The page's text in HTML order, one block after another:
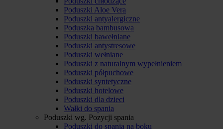
Poduszki Aloe Vera
Poduszki antyalergiczne
Poduszka bambusowa
Poduszki bawełniane
Poduszki antystresowe
Poduszki wełniane
Poduszki z naturalnym wypełnieniem
Poduszki półpuchowe
Poduszki syntetyczne
Poduszki hotelowe
Poduszki dla dzieci
Wałki do spania
Poduszki wg. Pozycji spania
Poduszki do spania na boku